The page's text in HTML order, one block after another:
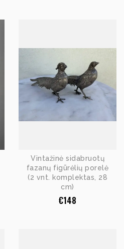
Vintažinė sidabruotų
fazanų figūrėlių porelė
(2 vnt. komplektas, 28
cm)
€148